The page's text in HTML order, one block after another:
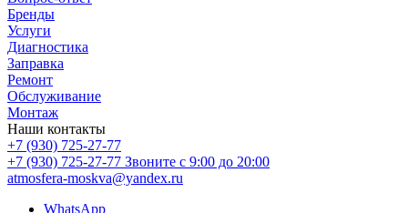
Бренды
Услуги
Диагностика
Заправка
Ремонт
Обслуживание
Монтаж
Наши контакты
+7 (930) 725-27-77
+7 (930) 725-27-77 Звоните с 9:00 до 20:00
atmosfera-moskva@yandex.ru
WhatsApp